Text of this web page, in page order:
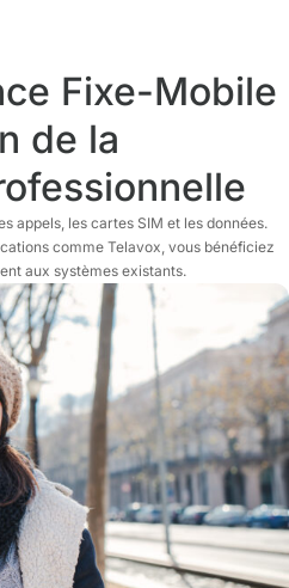
Fixe-Mobile
de la
appels, les cartes SIM et les données.
comme Telavox, vous bénéficiez
aux systèmes existants.